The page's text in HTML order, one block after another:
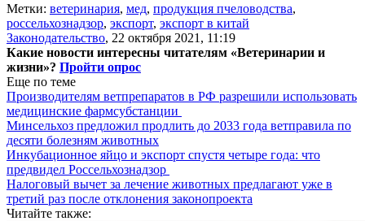
Метки: ветеринария, мед, продукция пчеловодства,
россельхознадзор, экспорт, экспорт в китай
Законодательство, 22 октября 2021, 11:19
Какие новости интересны читателям «Ветеринарии и
жизни»? Пройти опрос
Еще по теме
Производителям ветпрепаратов в РФ разрешили использовать
медицинские фармсубстанции
Минсельхоз предложил продлить до 2033 года ветправила по
десяти болезням животных
Инкубационное яйцо и экспорт спустя четыре года: что
предвидел Россельхознадзор
Налоговый вычет за лечение животных предлагают уже в
третий раз после отклонения законопроекта
Читайте также: